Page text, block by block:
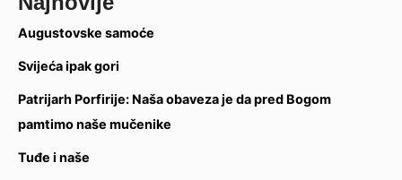
Augustovske samoće
Svijeća ipak gori
Patrijarh Porfirije: Naša obaveza je da pred Bogom
pamtimo naše mučenike
Tuđe i naše